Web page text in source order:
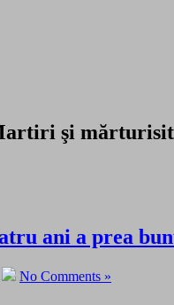
şi
ani a prea
No Comments »